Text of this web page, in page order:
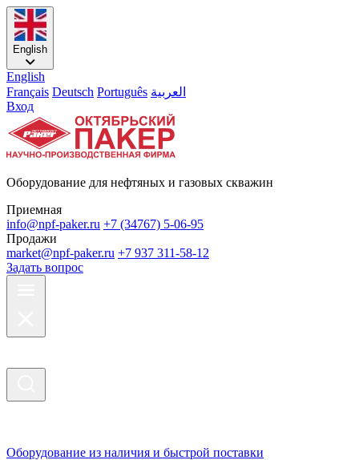
English
English
Français Deutsch Português العربية
Вход
Оборудование для нефтяных и газовых скважин
Приемная
info@npf-paker.ru +7 (34767) 5-06-95
Продажи
market@npf-paker.ru +7 937 311-58-12
Задать вопрос
Оборудование из наличия и быстрой поставки